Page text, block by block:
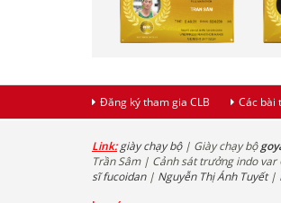
Đăng ký tham gia CLB Các bài
Link: giày chạy bộ| Giày chạy bộ
Trần Sâm | Cảnh sát trưởng indo
sĩ fucoidan | Nguyễn Thị Ánh Tuyết|